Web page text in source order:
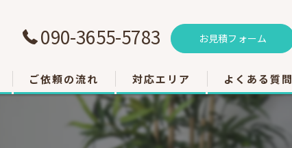
090-3655-5783 お見積フォーム
ご依頼の流れ 対応エリア
大津市のエアコン工事
よくある質問